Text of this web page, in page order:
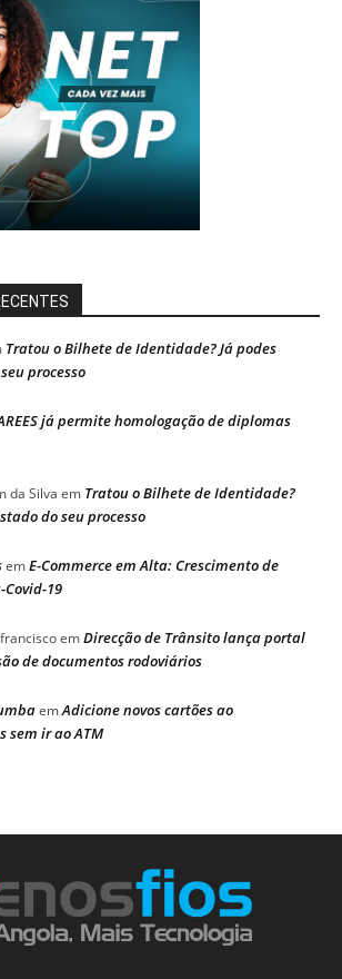
Tratou o Bilhete de Identidade? Já podes
processo
já permite homologação de diplomas
da Silva em Tratou o Bilhete de Identidade?
do seu processo
emE-Commerce em Alta: Crescimento de
Covid-19
emDirecção de Trânsito lança portal
de documentos rodoviários
emAdicione novos cartões ao
sem ir ao ATM